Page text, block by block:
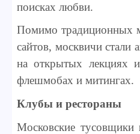
поисках любви.
Помимо традиционных
сайтов, москвичи стали
на открытых лекциях
флешмобах и митингах.
Клубы и рестораны
Московские тусовщики